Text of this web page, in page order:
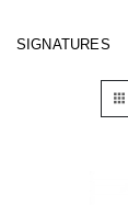
SIGNATURES